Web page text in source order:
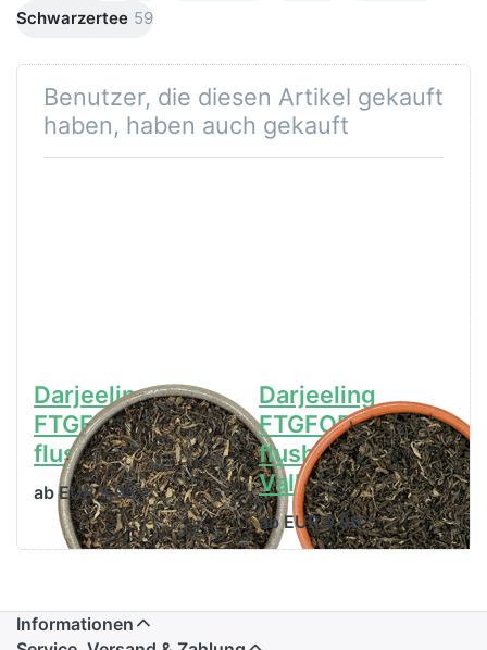
Schwarzertee 59
Benutzer, die diesen Artikel gekauft
haben, haben auch gekauft
Darjeeling
FTGFOP1 1st
flush Lucky Hill
ab EUR 5,95 *
Darjeeling
FTGFOP1 2nd
flush Teesta
Valley
ab EUR 6,90 *
Informationen